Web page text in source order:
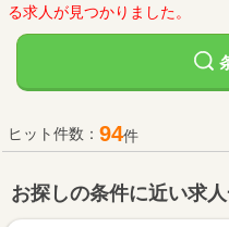
る求人が見つかりました。
ヒット件数： 94件
お探しの条件に近い求